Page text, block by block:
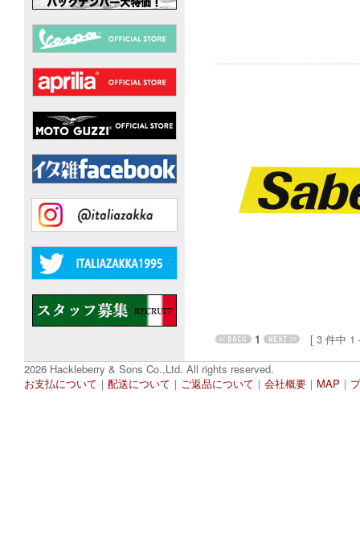
1
[ 3 件中 1
2026 Hackleberry & Sons Co.,Ltd. All rights reserved.
お支払について ｜ 配送について ｜ ご返品について ｜ 会社概要 ｜ MAP ｜